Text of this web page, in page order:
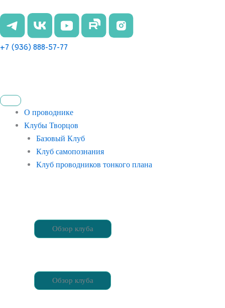
к
содержимому
+7 (936) 888-57-77
О проводнике
Клубы Творцов
Базовый Клуб
Клуб самопознания
Клуб проводников тонкого плана
Обзор клуба
Обзор клуба